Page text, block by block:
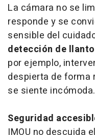
La cámara no se
responde y se
sensible del
detección de
por ejemplo,
despierta de forma
se siente incómoda.
Seguridad
IMOU no descuida